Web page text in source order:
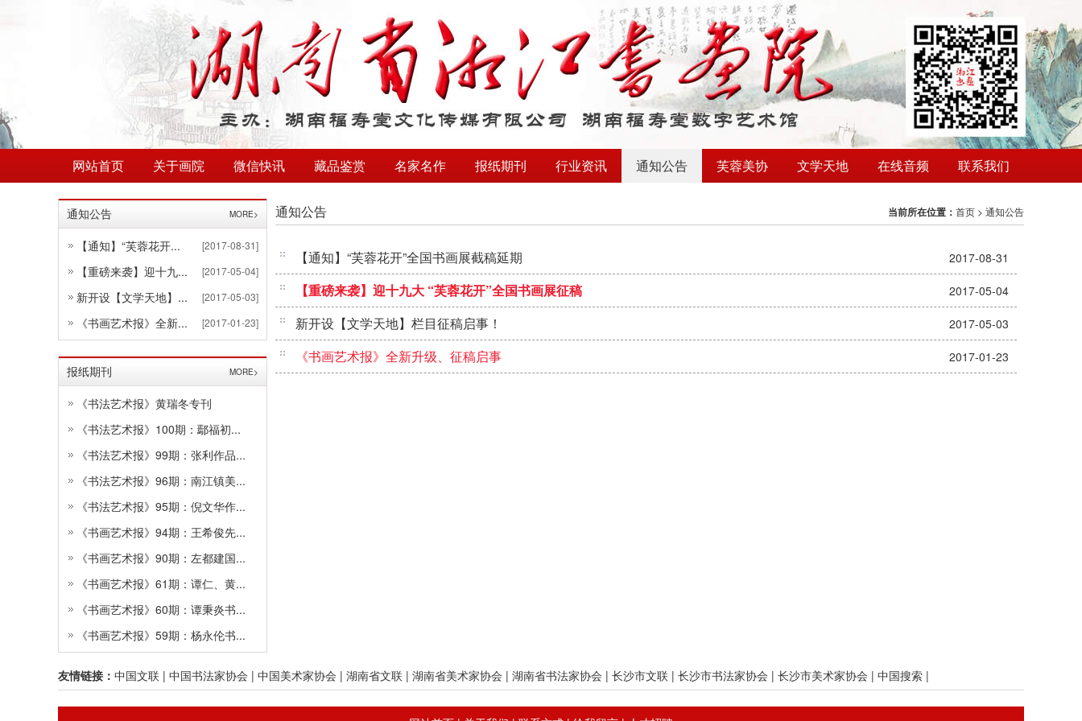
网站首页 关于画院 微信快讯 藏品鉴赏 名家名作 报纸期刊 行业资讯 通知公告 芙蓉美协 文学天地 在线音频 联系我们
通知公告 MORE>
【通知】“芙蓉花开... [2017-08-31]
【重磅来袭】迎十九... [2017-05-04]
新开设【文学天地】... [2017-05-03]
《书画艺术报》全新... [2017-01-23]
报纸期刊 MORE>
《书法艺术报》黄瑞冬专刊
《书法艺术报》100期：鄢福初...
《书法艺术报》99期：张利作品...
《书法艺术报》96期：南江镇美...
《书法艺术报》95期：倪文华作...
《书画艺术报》94期：王希俊先...
《书画艺术报》90期：左都建国...
《书画艺术报》61期：谭仁、黄...
《书画艺术报》60期：谭秉炎书...
《书画艺术报》59期：杨永伦书...
通知公告 当前所在位置： 首页 > 通知公告
2017-08-31
【通知】“芙蓉花开”全国书画展截稿延期
2017-05-04
【重磅来袭】迎十九大 “芙蓉花开”全国书画展征稿
2017-05-03
新开设【文学天地】栏目征稿启事！
2017-01-23
《书画艺术报》全新升级、征稿启事
友情链接： 中国文联 | 中国书法家协会 | 中国美术家协会 | 湖南省文联 | 湖南省美术家协会 | 湖南省书法家协会 | 长沙市文联 | 长沙市书法家协会 | 长沙市美术家协会 | 中国搜索 |